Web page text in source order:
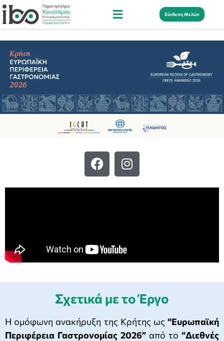
Σύνδεση Μελών
Σχετικά με το Έργο
Η ομόφωνη ανακήρυξη της Κρήτης ως “Ευρωπαϊκή
Περιφέρεια Γαστρονομίας 2026” από το “Διεθνές